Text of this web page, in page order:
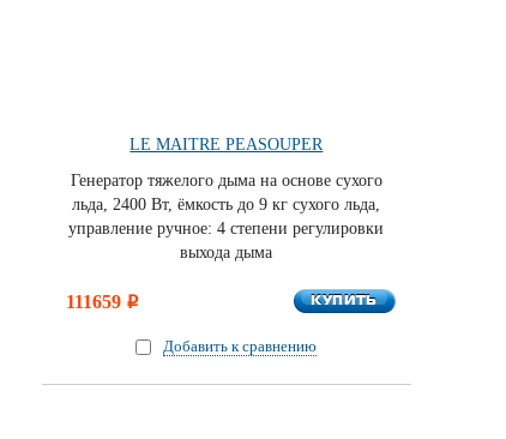
LE MAITRE PEASOUPER
Генератор тяжелого дыма на основе сухого
льда, 2400 Вт, ёмкость до 9 кг сухого льда,
управление ручное: 4 степени регулировки
выхода дыма
111659 i КУПИТЬ
КУПИТЬ
Добавить к сравнению